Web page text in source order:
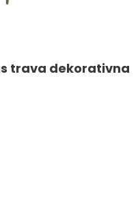
trava dekorativna